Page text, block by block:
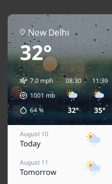
New Delhi
32°
7.0 mph
1001mb
64%
08:30
32°
11:30
35°
August 10
Today
August 11
Tomorrow